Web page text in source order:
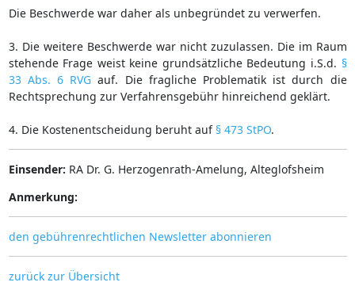
Die Beschwerde war daher als unbegründet zu verwerfen.
3. Die weitere Beschwerde war nicht zuzulassen. Die im Raum
stehende Frage weist keine grundsätzliche Bedeutung i.S.d. §
33 Abs. 6 RVG auf. Die fragliche Problematik ist durch die
Rechtsprechung zur Verfahrensgebühr hinreichend geklärt.
4. Die Kostenentscheidung beruht auf § 473 StPO.
Einsender: RA Dr. G. Herzogenrath-Amelung, Alteglofsheim
Anmerkung:
den gebührenrechtlichen Newsletter abonnieren
zurück zur Übersicht